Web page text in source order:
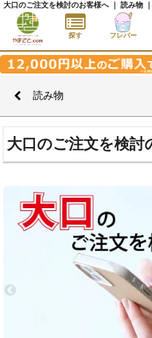
読み物
大口のご注文を検討
探す フレバー